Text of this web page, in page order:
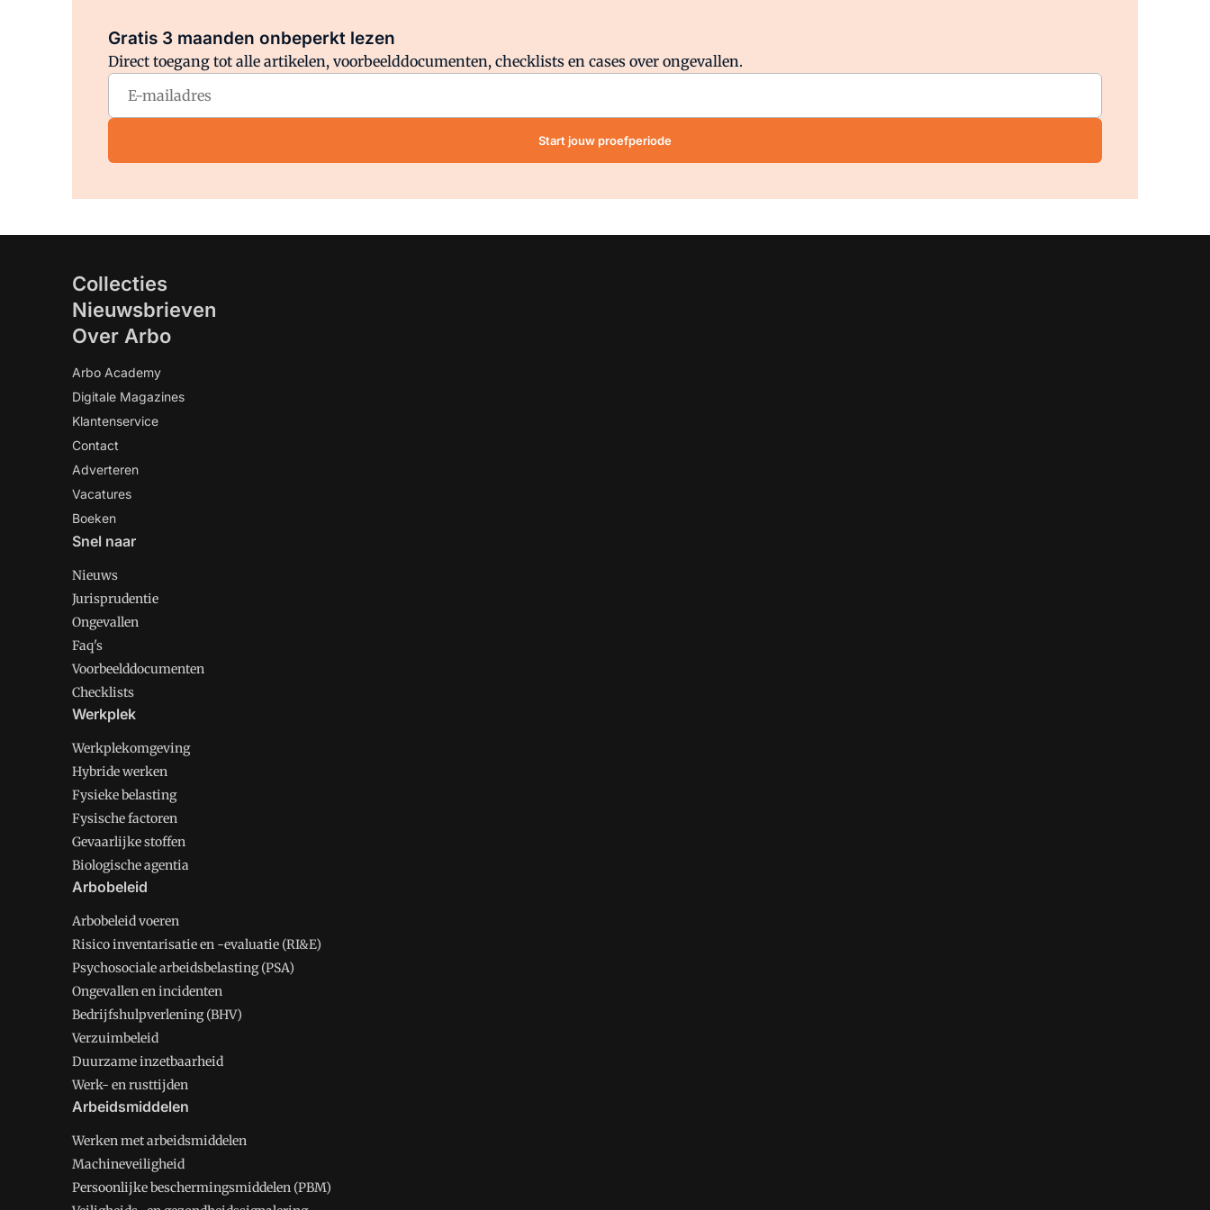
Gratis 3 maanden onbeperkt lezen
Direct toegang tot alle artikelen, voorbeelddocumenten, checklists en cases over ongevallen.
Start jouw proefperiode
Collecties
Nieuwsbrieven
Over Arbo
Arbo Academy
Digitale Magazines
Klantenservice
Contact
Adverteren
Vacatures
Boeken
Snel naar
Nieuws
Jurisprudentie
Ongevallen
Faq's
Voorbeelddocumenten
Checklists
Werkplek
Werkplekomgeving
Hybride werken
Fysieke belasting
Fysische factoren
Gevaarlijke stoffen
Biologische agentia
Arbobeleid
Arbobeleid voeren
Risico inventarisatie en -evaluatie (RI&E)
Psychosociale arbeidsbelasting (PSA)
Ongevallen en incidenten
Bedrijfshulpverlening (BHV)
Verzuimbeleid
Duurzame inzetbaarheid
Werk- en rusttijden
Arbeidsmiddelen
Werken met arbeidsmiddelen
Machineveiligheid
Persoonlijke beschermingsmiddelen (PBM)